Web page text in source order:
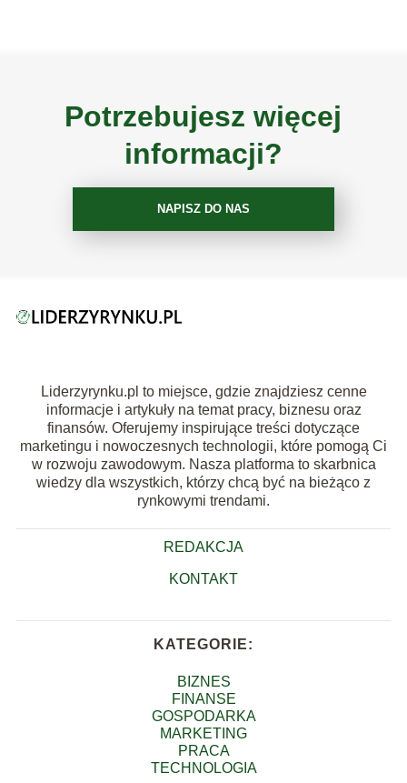
Potrzebujesz więcej
informacji?
NAPISZ DO NAS
Liderzyrynku.pl to miejsce, gdzie znajdziesz cenne
informacje i artykuły na temat pracy, biznesu oraz
finansów. Oferujemy inspirujące treści dotyczące
marketingu i nowoczesnych technologii, które pomogą Ci
w rozwoju zawodowym. Nasza platforma to skarbnica
wiedzy dla wszystkich, którzy chcą być na bieżąco z
rynkowymi trendami.
REDAKCJA
KONTAKT
KATEGORIE:
BIZNES
FINANSE
GOSPODARKA
MARKETING
PRACA
TECHNOLOGIA